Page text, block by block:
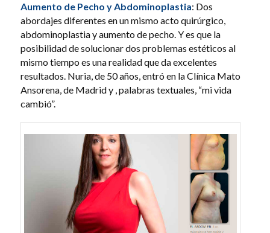
Aumento de Pecho yAbdominoplastia: Dos
abordajes diferentes en un mismo acto quirúrgico,
abdominoplastia y aumento de pecho. Y es que la
posibilidad de solucionar dos problemas estéticos al
mismo tiempo es una realidad que da excelentes
resultados. Nuria, de 50 años, entró en la Clínica Mato
Ansorena, de Madrid y , palabras textuales, “mi vida
cambió”.